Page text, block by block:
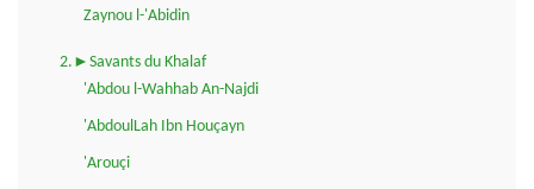
Zaynou l-'Abidin
2.►Savants du Khalaf
'Abdou l-Wahhab An-Najdi
'AbdoulLah Ibn Houçayn
'Arouçi